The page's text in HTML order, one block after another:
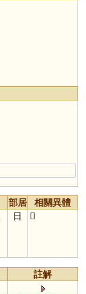
部居
相關異體
日 𣊡
註解